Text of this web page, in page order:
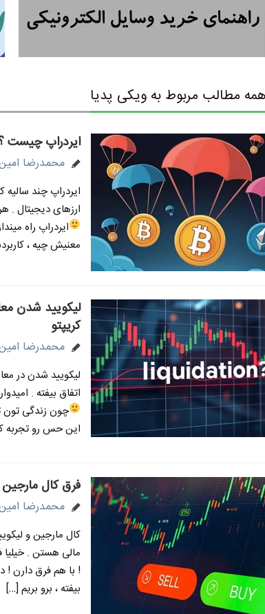
مطالب مربوط به ویکی پدیا
ایردراپ چیست ؟
محمدرضا
ایردراپ چند
ارزهای دیجیتال .
ایردراپ راه
معنیش چیه ،
لیکویید شدن
کریپتو
محمدرضا
لیکویید شدن در
اتفاق بیفته .
چون زندگی تون
این حس رو تجربه
فرق کال
محمدرضا
کال مارجین و
مالی هستن .
! با هم فرق دارن !
بیفته ، برو بریم […]